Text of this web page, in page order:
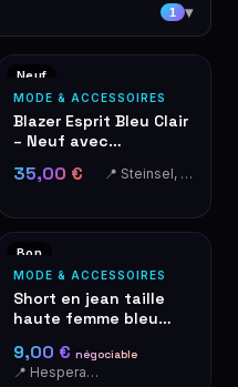
1 ▾
Neuf
MODE & ACCESSOIRES
Blazer Esprit Bleu Clair
– Neuf avec
35,00 € 📍 Steinsel, Luxembourg
Bon
MODE & ACCESSOIRES
Short en jean taille
haute femme bleu
9,00 € négociable
📍 Hesperange